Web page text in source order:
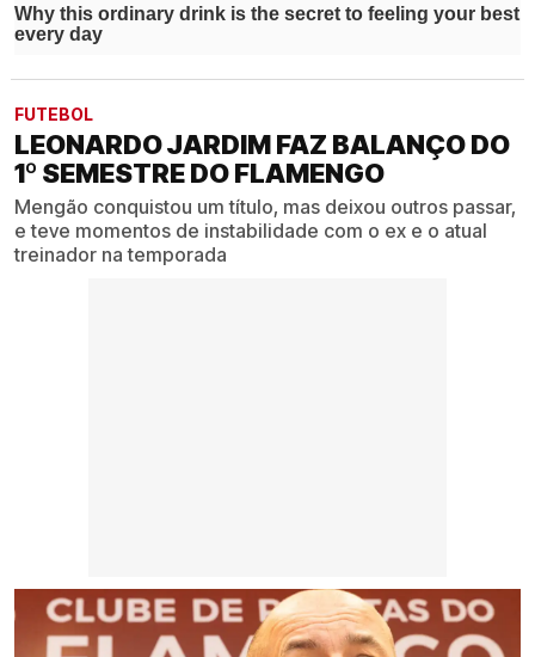
FUTEBOL
LEONARDO JARDIM FAZ BALANÇO DO
1º SEMESTRE DO FLAMENGO
Mengão conquistou um título, mas deixou outros passar,
e teve momentos de instabilidade com o ex e o atual
treinador na temporada